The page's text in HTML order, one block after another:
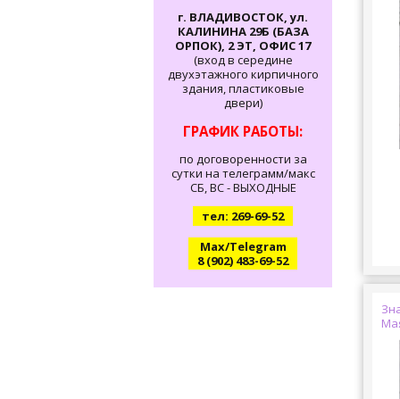
г. ВЛАДИВОСТОК, ул.
КАЛИНИНА 29Б (БАЗА
ОРПОК), 2 ЭТ, ОФИС 17
(вход в середине
двухэтажного кирпичного
здания, пластиковые
двери)
ГРАФИК РАБОТЫ:
по договоренности за
сутки на телеграмм/макс
СБ, ВС - ВЫХОДНЫЕ
тел: 269-69-52
Max/Telegram
8 (902) 483-69-52